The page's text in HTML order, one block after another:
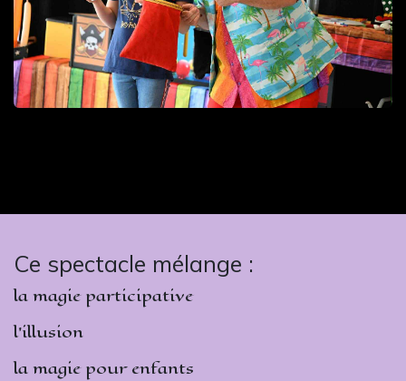
Ce spectacle mélange :
la magie participative
l’illusion
la magie pour enfants